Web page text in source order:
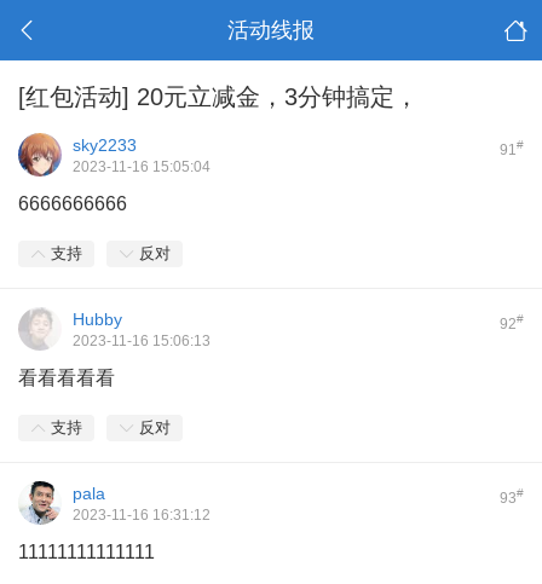
活动线报
[红包活动] 20元立减金，3分钟搞定，
91#
sky2233
2023-11-16 15:05:04
6666666666
支持 反对
92#
Hubby
2023-11-16 15:06:13
看看看看看
支持 反对
93#
pala
2023-11-16 16:31:12
11111111111111